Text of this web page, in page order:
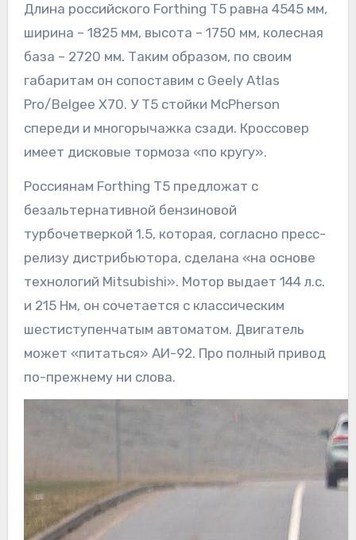
Длина российского Forthing T5 равна 4545 мм,
ширина – 1825 мм, высота – 1750 мм, колесная
база – 2720 мм. Таким образом, по своим
габаритам он сопоставим с Geely Atlas
Pro/Belgee X70. У T5 стойки McPherson
спереди и многорычажка сзади. Кроссовер
имеет дисковые тормоза «по кругу».
Россиянам Forthing T5 предложат с
безальтернативной бензиновой
турбочетверкой 1.5, которая, согласно пресс-
релизу дистрибьютора, сделана «на основе
технологий Mitsubishi». Мотор выдает 144 л.с.
и 215 Нм, он сочетается с классическим
шестиступенчатым автоматом. Двигатель
может «питаться» АИ-92. Про полный привод
по-прежнему ни слова.